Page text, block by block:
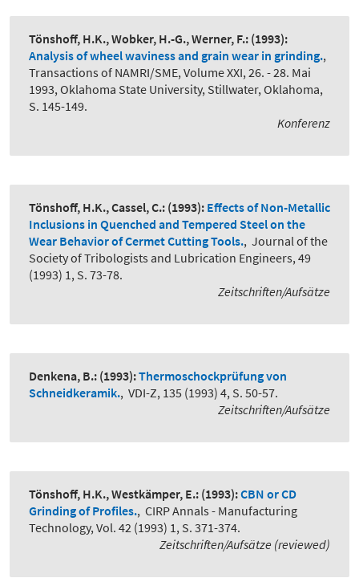
Tönshoff, H.K., Wobker, H.-G., Werner, F.: (1993):
Analysis of wheel waviness and grain wear in grinding.,
Transactions of NAMRI/SME, Volume XXI, 26. - 28. Mai
1993, Oklahoma State University, Stillwater, Oklahoma,
S. 145-149.
Konferenz
Tönshoff, H.K., Cassel, C.: (1993): Effects of Non-Metallic
Inclusions in Quenched and Tempered Steel on the
Wear Behavior of Cermet Cutting Tools., Journal of the
Society of Tribologists and Lubrication Engineers, 49
(1993) 1, S. 73-78.
Zeitschriften/Aufsätze
Denkena, B.: (1993):Thermoschockprüfung von
Schneidkeramik., VDI-Z, 135 (1993) 4, S. 50-57.
Zeitschriften/Aufsätze
Tönshoff, H.K., Westkämper, E.: (1993):CBN or CD
Grinding of Profiles., CIRP Annals - Manufacturing
Technology, Vol. 42 (1993) 1, S. 371-374.
Zeitschriften/Aufsätze (reviewed)